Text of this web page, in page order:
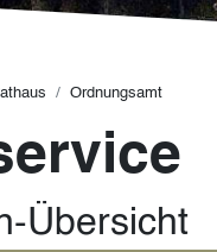
Ordnungsamt
Übersicht